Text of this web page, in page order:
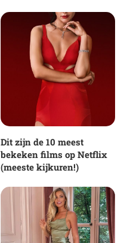
Dit zijn de 10 meest
bekeken films op Netflix
(meeste kijkuren!)